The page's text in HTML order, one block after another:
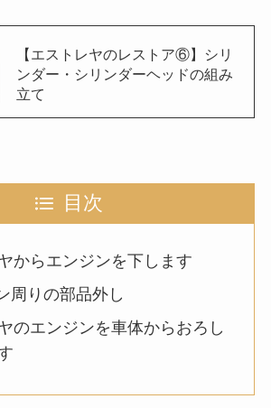
【エストレヤのレストア⑥】シリ
ンダー・シリンダーヘッドの組み
立て
目次
からエンジンを下します
周りの部品外し
のエンジンを車体からおろし